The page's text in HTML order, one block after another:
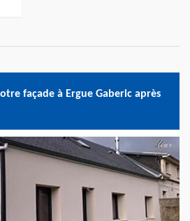
façade à Ergue Gaberic après